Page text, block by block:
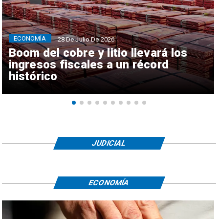
Boom del cobre y litio llevará los
ingresos fiscales a un récord
histórico
ECONOMÍA 28 De Julio De 2026
JUDICIAL
ECONOMÍA